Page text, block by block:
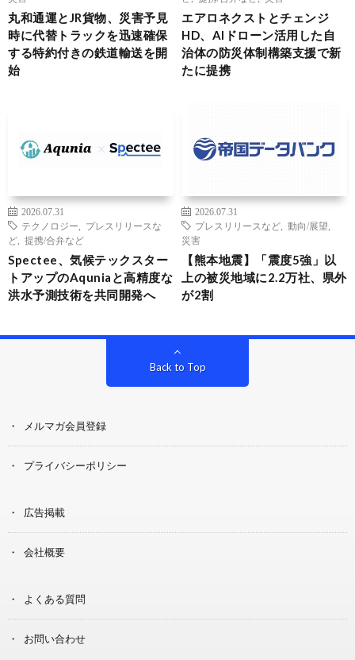
丸和通運とJR貨物、災害予見
時に代替トラックを迅速確保
する特約付きの鉄道輸送を開
始
エアロネクストとチェンジ
HD、AIドローン活用した自
治体の防災体制構築支援で新
たに提携
2026.07.31
テクノロジー
プレスリリースな
ど
提携/合弁など
Spectee、気候テックスター
トアップのAquniaと高精度な
洪水予測技術を共同開発へ
2026.07.31
プレスリリースなど
動向/展望
災害
【熊本地震】「震度5強」以
上の被災地域に2.2万社、県外
が2割
Back to Top
メルマガ会員登録
プライバシーポリシー
広告掲載
会社概要
よくある質問
お問い合わせ